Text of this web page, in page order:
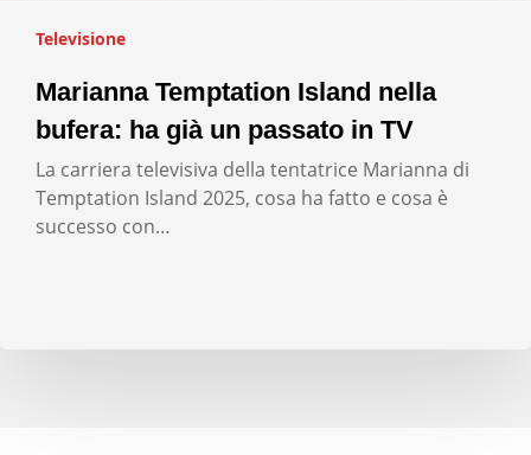
Televisione
Marianna Temptation Island nella
bufera: ha già un passato in TV
La carriera televisiva della tentatrice Marianna di
Temptation Island 2025, cosa ha fatto e cosa è
successo con…